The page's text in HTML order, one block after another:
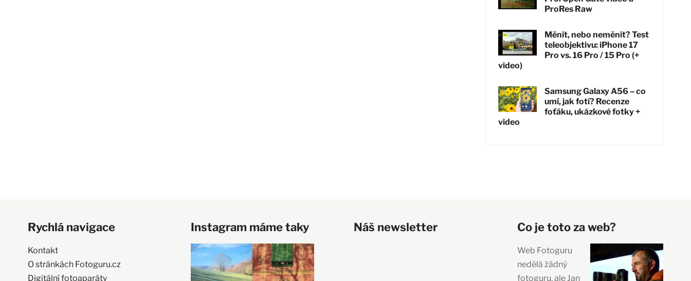
ProRes Raw
Měnit, nebo neměnit? Test
teleobjektivu: iPhone 17
Pro vs. 16 Pro / 15 Pro (+
video)
Samsung Galaxy A56 – co
umí, jak fotí? Recenze
foťáku, ukázkové fotky +
video
Rychlá navigace
Kontakt
O stránkách Fotoguru.cz
Digitální fotoaparáty
Instagram máme taky Náš newsletter Co je toto za web?
Web Fotoguru
nedělá žádný
fotoguru, ale Jan